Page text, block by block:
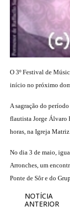
O 3º Festival de
início no próximo
A sagração do
flautista Jorge Álvaro
horas, na Igreja Matriz
No dia 3 de maio,
Arronches, um
Ponte de Sôr e do
NOTÍCIA
ANTERIOR